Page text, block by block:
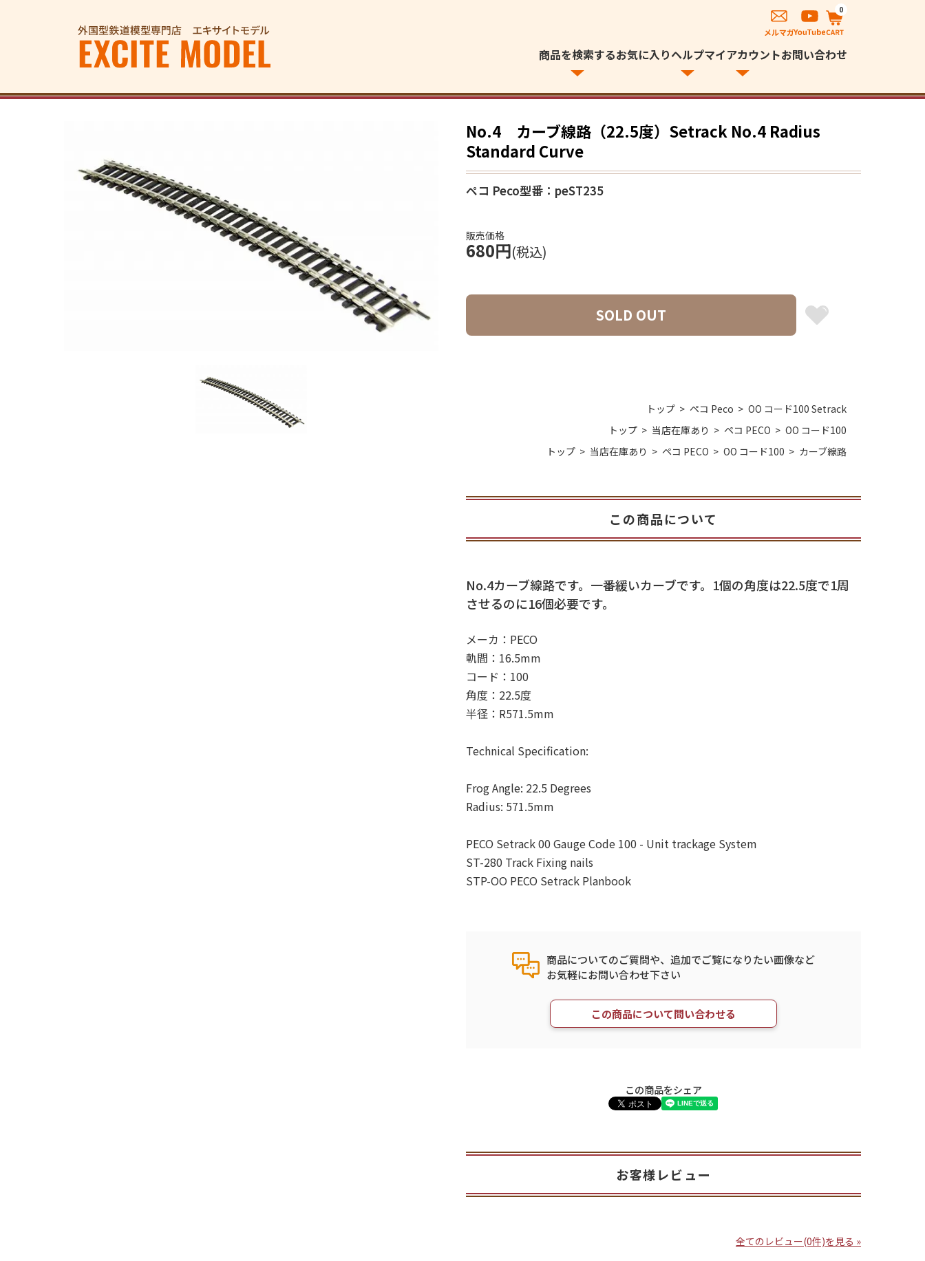
0
商品を検索するお気に入りヘルプマイアカウントお問い合わせ
No.4 カーブ線路（22.5度）Setrack No.4 Radius
Standard Curve
ペコ Peco型番：peST235
販売価格
680円(税込)
SOLD OUT
トップ ペコ Peco
OO コード100 Setrack
トップ
当店在庫あり ペコ PECO
OO コード100
トップ
当店在庫あり ペコ PECO OO コード100 カーブ線路
この商品について
No.4カーブ線路です。一番緩いカーブです。1個の角度は22.5度で1周
させるのに16個必要です。
メーカ：PECO
軌間：16.5mm
コード：100
角度：22.5度
半径：R571.5mm
Technical Specification:
Frog Angle: 22.5 Degrees
Radius: 571.5mm
PECO Setrack 00 Gauge Code 100 - Unit trackage System
ST-280 Track Fixing nails
STP-OO PECO Setrack Planbook
商品についてのご質問や、追加でご覧になりたい画像など
お気軽にお問い合わせ下さい
この商品について問い合わせる
この商品をシェア
お客様レビュー
全てのレビュー(0件)を見る »